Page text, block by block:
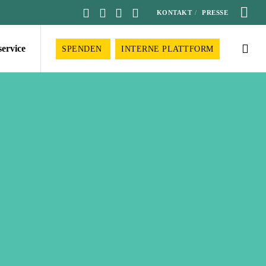
KONTAKT PRESSE
SPENDEN INTERNE PLATTFORM